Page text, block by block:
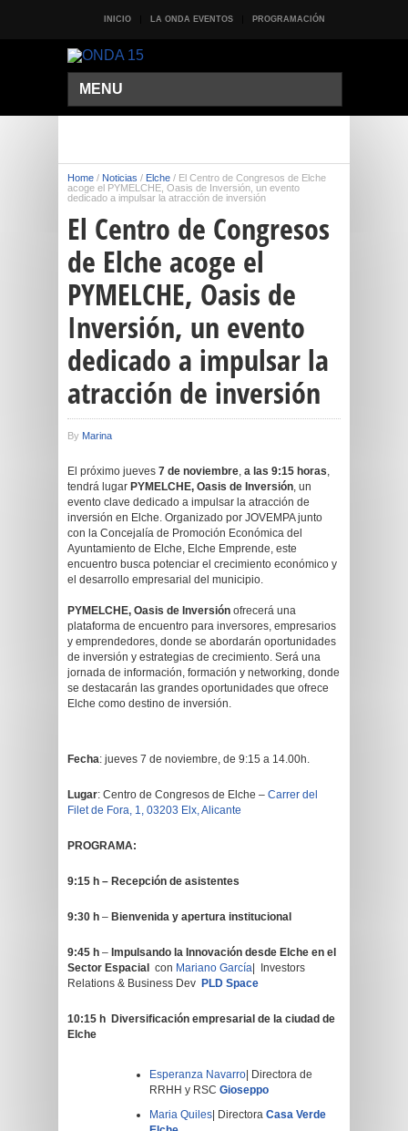
INICIO LA ONDA EVENTOS PROGRAMACIÓN
MENU
Home / Noticias / Elche / El Centro de Congresos de Elche
acoge el PYMELCHE, Oasis de Inversión, un evento
dedicado a impulsar la atracción de inversión
El Centro de Congresos
de Elche acoge el
PYMELCHE, Oasis de
Inversión, un evento
dedicado a impulsar la
atracción de inversión
By Marina
El próximo jueves 7 de noviembre, a las 9:15 horas,
tendrá lugar PYMELCHE, Oasis de Inversión, un
evento clave dedicado a impulsar la atracción de
inversión en Elche. Organizado por JOVEMPA junto
con la Concejalía de Promoción Económica del
Ayuntamiento de Elche, Elche Emprende, este
encuentro busca potenciar el crecimiento económico y
el desarrollo empresarial del municipio.
PYMELCHE, Oasis de Inversión ofrecerá una
plataforma de encuentro para inversores, empresarios
y emprendedores, donde se abordarán oportunidades
de inversión y estrategias de crecimiento. Será una
jornada de información, formación y networking, donde
se destacarán las grandes oportunidades que ofrece
Elche como destino de inversión.
Fecha: jueves 7 de noviembre, de 9:15 a 14.00h.
Lugar: Centro de Congresos de Elche – Carrer del
Filet de Fora, 1, 03203 Elx, Alicante
PROGRAMA:
9:15 h – Recepción de asistentes
9:30 h – Bienvenida y apertura institucional
9:45 h – Impulsando la Innovación desde Elche en el
Sector Espacial
con Mariano García | Investors
Relations & Business Dev PLD Space
10:15 h Diversificación empresarial de la ciudad de
Elche
Esperanza Navarro | Directora de
RRHH y RSC Gioseppo
Maria Quiles | Directora Casa Verde